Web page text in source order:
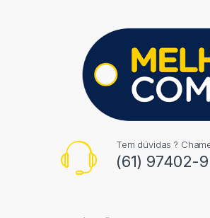
Tem dúvidas ?
(61) 97402-